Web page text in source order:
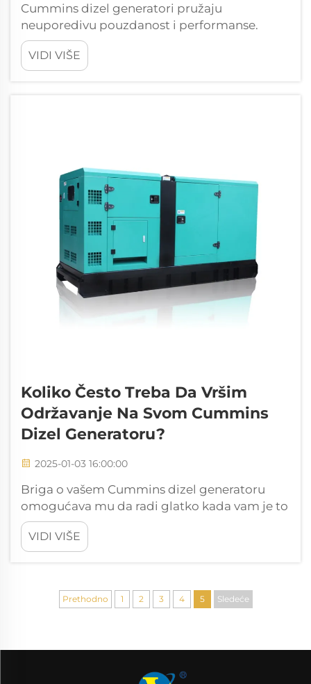
Cummins dizel generatori pružaju
neuporedivu pouzdanost i performanse.
Možete se osloniti na njihov robusni dizajn
motora da se nosi sa zahtevnim zadacima.
Ovi generatori se odlikuju efikasnošću goriva,
VIDI VIŠE
Koliko Često Treba Da Vršim
Održavanje Na Svom Cummins
Dizel Generatoru?
2025-01-03 16:00:00
Briga o vašem Cummins dizel generatoru
omogućava mu da radi glatko kada vam je to
najpotrebnije. Redovno vršite održavanje
kako biste izbegli skupe kvarove i produžili
njegov vek trajanja. Preskakanje održavanja
proverite svoje op...
VIDI VIŠE
Prethodno 1 2 3 4 5 Sledeće